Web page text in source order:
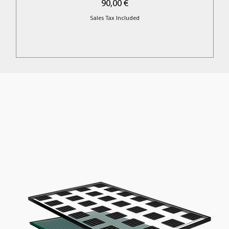
Price
90,00 €
Sales Tax Included